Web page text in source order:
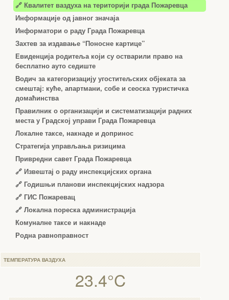
🔗 Квалитет ваздуха на територији града Пожаревца
Информације од јавног значаја
Информатори о раду Града Пожаревца
Захтев за издавање “Поносне картице”
Евиденција родитеља који су остварили право на
бесплатно ауто седиште
Водич за категоризацију угоститељских објеката за
смештај: куће, апартмани, собе и сеоска туристичка
домаћинства
Правилник о организацији и систематизацији радних
места у Градској управи Града Пожаревца
Локалне таксе, накнаде и допринос
Стратегија управљања ризицима
Привредни савет Града Пожаревца
🔗 Извештај о раду инспекцијских органа
🔗 Годишњи планови инспекцијских надзора
🔗 ГИС Пожаревац
🔗 Локална пореска администрација
Комуналне таксе и накнаде
Родна равноправност
ТЕМПЕРАТУРА ВАЗДУХА
23.4°C